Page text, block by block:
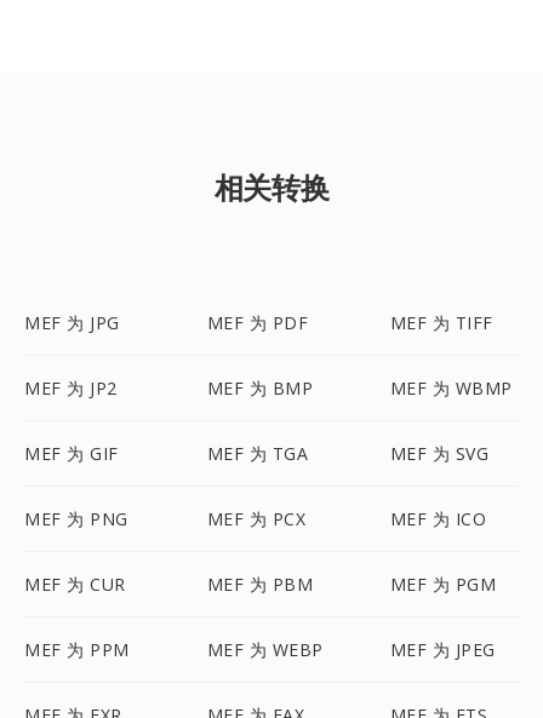
相关转换
MEF 为 JPG MEF 为 PDF MEF 为 TIFF
MEF 为 JP2 MEF 为 BMP MEF 为 WBMP
MEF 为 GIF MEF 为 TGA MEF 为 SVG
MEF 为 PNG MEF 为 PCX MEF 为 ICO
MEF 为 CUR MEF 为 PBM MEF 为 PGM
MEF 为 PPM MEF 为 WEBP MEF 为 JPEG